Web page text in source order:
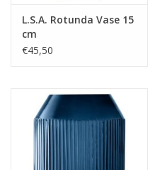
L.S.A. Rotunda Vase 15
cm
€45,50